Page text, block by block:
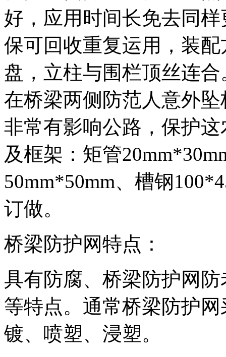
好，应用时间长免去同
保可回收重复运用，装
盘，立柱与围栏顶丝连
在桥梁两侧防范人意外
非常有影响公路，保护
及框架：矩管
50mm*50mm、槽钢
订做。
桥梁防护网特点：
具有防腐、桥梁防护网
等特点。通常桥梁防护
镀、喷塑、浸塑。